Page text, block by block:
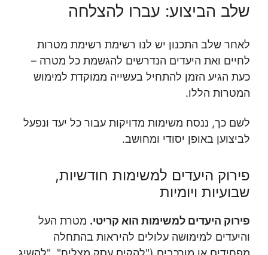
שלב הביצוע: עברו להצלחה
לאחר שלב התכנון יש לנו רשימת רשימת מטרות
לחיים ואת היעדים הנדרשים להגשמת כל מטרה –
כעת הגיע הזמן להתחיל בעשייה ממוקדת למימוש
המטרות הללו.
לשם כך, ננסח משימות מדויקות עבור כל יעד ונפעל
לביצוען באופן יסודי ומחושב.
פירוק היעדים למשימות חודשיות,
שבועיות ויומיות
פירוק היעדים למשימות הוא קריטי. מטרת העל
והיעדים למימושה עלולים להיראות בהתחלה